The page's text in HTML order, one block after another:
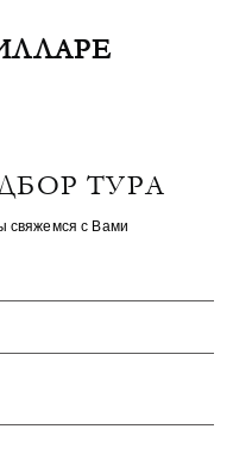
ТУРА
свяжемся с Вами